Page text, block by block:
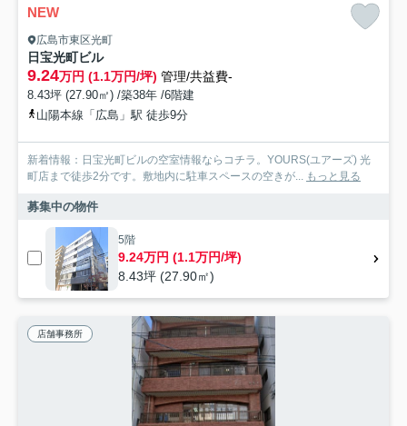
NEW
広島市東区光町
日宝光町ビル
9.24万円 (1.1万円/坪) 管理/共益費-
8.43坪 (27.90㎡) /築38年 /6階建
山陽本線「広島」駅 徒歩9分
新着情報：日宝光町ビルの空室情報ならコチラ。YOURS(ユアーズ) 光
町店まで徒歩2分です。敷地内に駐車スペースの空きが... もっと見る
募集中の物件
5階
9.24万円 (1.1万円/坪)
8.43坪 (27.90㎡)
店舗事務所